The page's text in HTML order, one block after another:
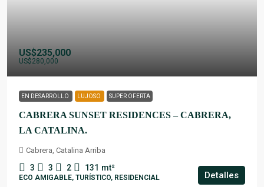
US$235,000
US$280,000
EN DESARROLLO LUJOSO SUPER OFERTA
CABRERA SUNSET RESIDENCES – CABRERA,
LA CATALINA.
Cabrera, Catalina Arriba
3 3 2 131 mt²
ECO AMIGABLE, TURÍSTICO, RESIDENCIAL Detalles